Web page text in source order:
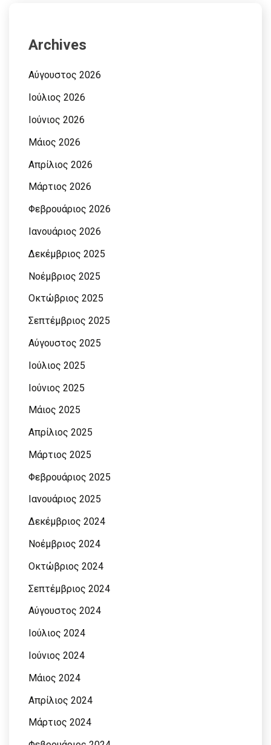
Archives
Αύγουστος 2026
Ιούλιος 2026
Ιούνιος 2026
Μάιος 2026
Απρίλιος 2026
Μάρτιος 2026
Φεβρουάριος 2026
Ιανουάριος 2026
Δεκέμβριος 2025
Νοέμβριος 2025
Οκτώβριος 2025
Σεπτέμβριος 2025
Αύγουστος 2025
Ιούλιος 2025
Ιούνιος 2025
Μάιος 2025
Απρίλιος 2025
Μάρτιος 2025
Φεβρουάριος 2025
Ιανουάριος 2025
Δεκέμβριος 2024
Νοέμβριος 2024
Οκτώβριος 2024
Σεπτέμβριος 2024
Αύγουστος 2024
Ιούλιος 2024
Ιούνιος 2024
Μάιος 2024
Απρίλιος 2024
Μάρτιος 2024